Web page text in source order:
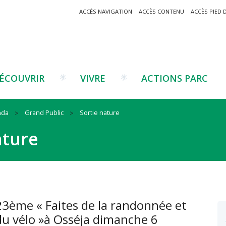
ACCÈS NAVIGATION ACCÈS CONTENU ACCÈS PIED
Musées et sites
VIVRE
Un projet ?
marque Valeurs Parc
ACTIONS PARC
Forêt-bois
Grand Public Sortie nature
« Faites de la randonnée et
vélo »à Osséja dimanche 6